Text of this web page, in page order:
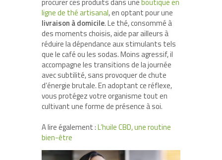
ligne de thé artisanal, en optant pour une
livraison à domicile. Le thé, consommé à
des moments choisis, aide par ailleurs à
réduire la dépendance aux stimulants tels
que le café ou les sodas. Moins agressif, il
accompagne les transitions de la journée
avec subtilité, sans provoquer de chute
d’énergie brutale. En adoptant ce réflexe,
vous protégez votre organisme tout en
cultivant une forme de présence à soi.
A lire également :L’huile CBD, une routine
bien-être